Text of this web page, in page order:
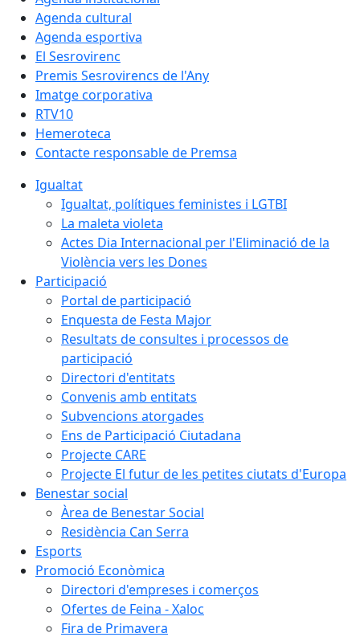
Agenda cultural
Agenda esportiva
El Sesrovirenc
Premis Sesrovirencs de l'Any
Imatge corporativa
RTV10
Hemeroteca
Contacte responsable de Premsa
Igualtat
Igualtat, polítiques feministes i LGTBI
La maleta violeta
Actes Dia Internacional per l'Eliminació de la
Violència vers les Dones
Participació
Portal de participació
Enquesta de Festa Major
Resultats de consultes i processos de
participació
Directori d'entitats
Convenis amb entitats
Subvencions atorgades
Ens de Participació Ciutadana
Projecte CARE
Projecte El futur de les petites ciutats d'Europa
Benestar social
Àrea de Benestar Social
Residència Can Serra
Esports
Promoció Econòmica
Directori d'empreses i comerços
Ofertes de Feina - Xaloc
Fira de Primavera